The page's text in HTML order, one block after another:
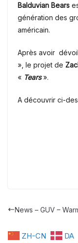
Balduvian Bears
génération des
américain.
Après avoir
», le projet de
« Tears».
A découvrir ci-
News – GUV –
ZH-CN DA